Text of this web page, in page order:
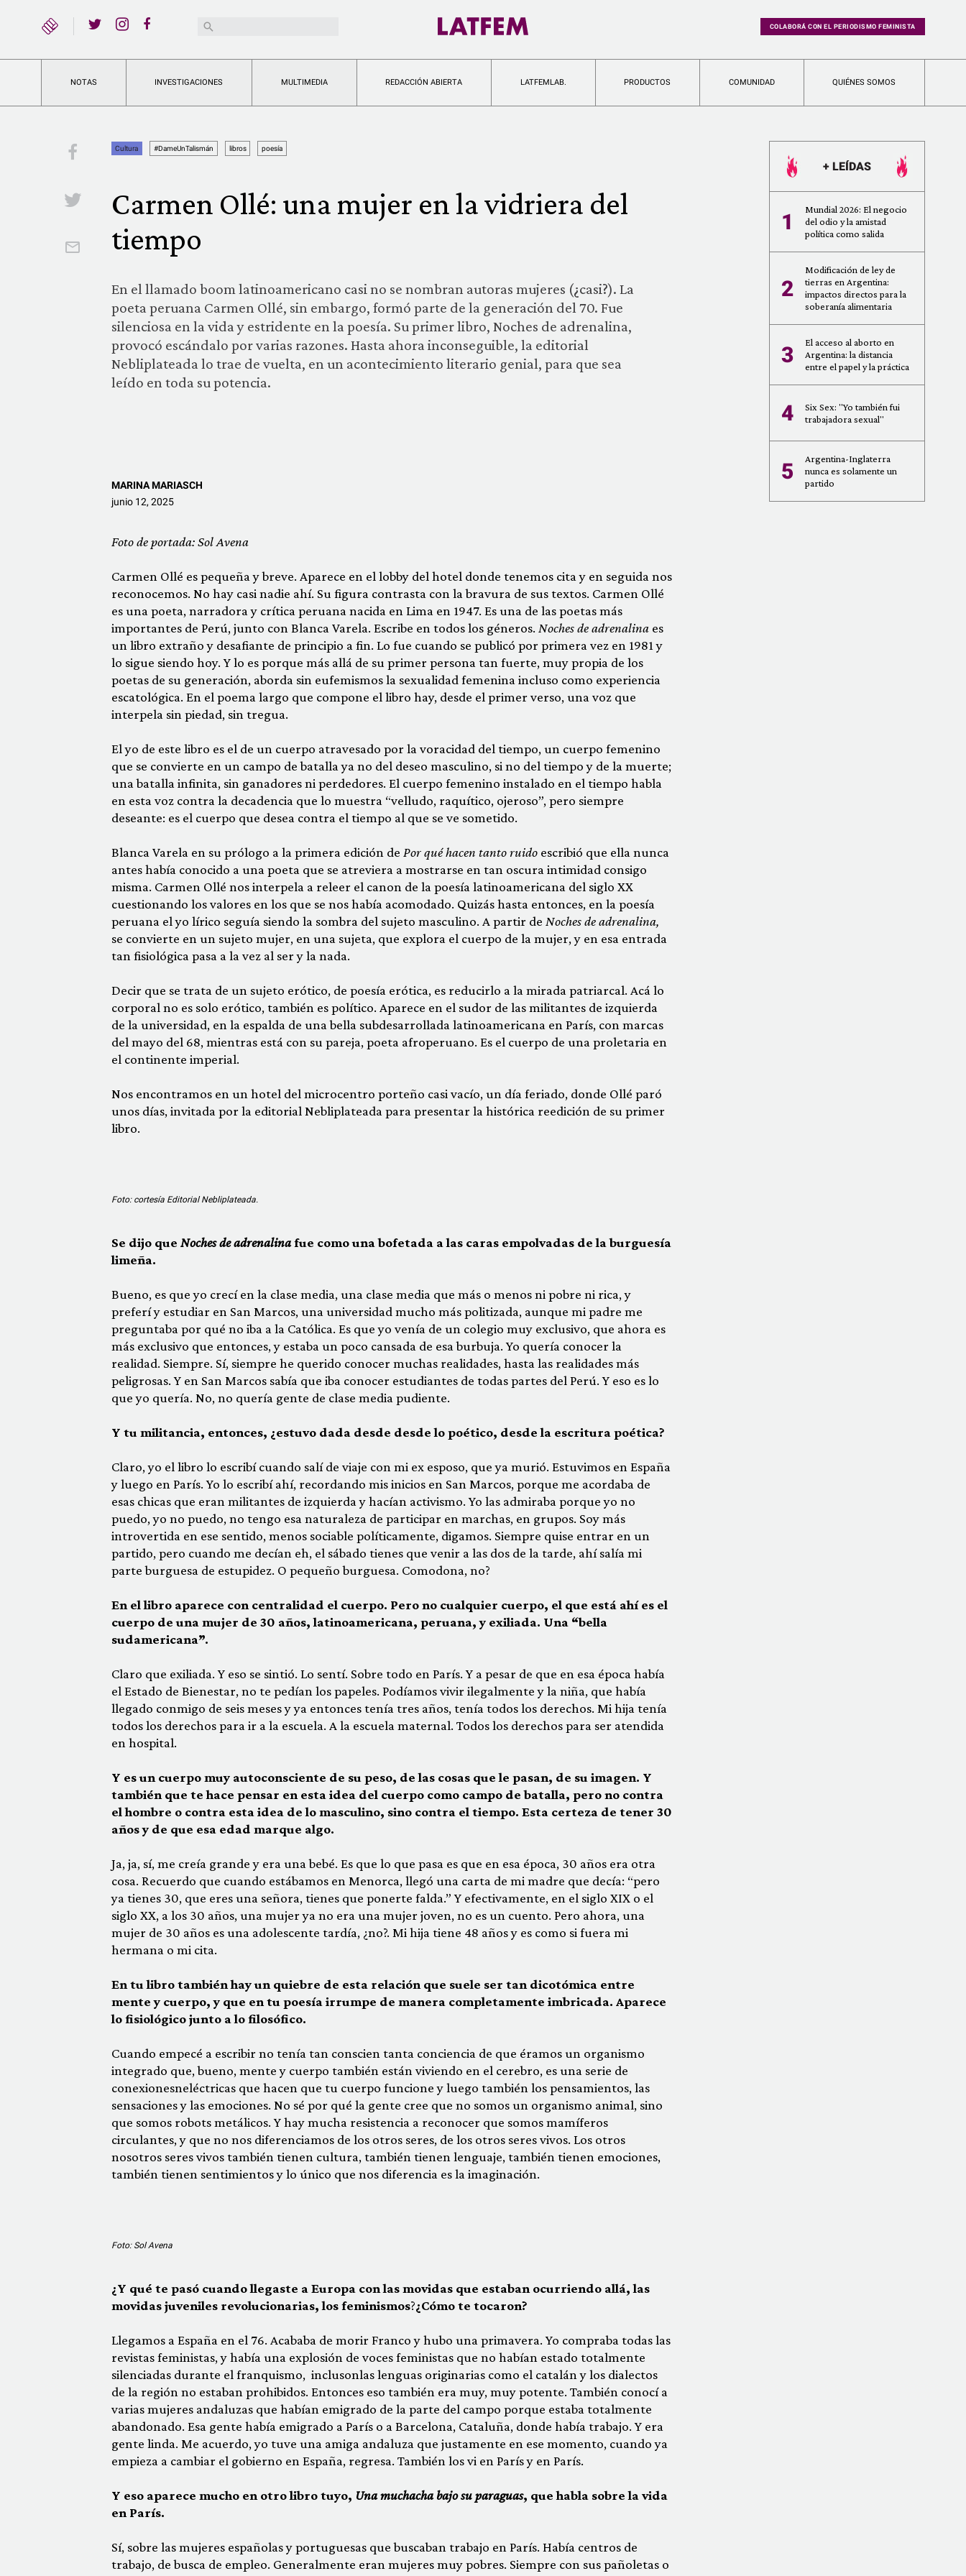
YouTubeBuscar: COLABORÁ CON EL PERIODISMO FEMINISTA
NOTAS INVESTIGACIONES MULTIMEDIA REDACCIÓN ABIERTA LATFEMLAB. PRODUCTOS COMUNIDAD QUIÉNES SOMOS
Facebook
Twitter
Email
Cultura #DameUnTalismán libros poesía
Carmen Ollé: una mujer en la vidriera del
tiempo
En el llamado boom latinoamericano casi no se nombran autoras mujeres (¿casi?). La
poeta peruana Carmen Ollé, sin embargo, formó parte de la generación del 70. Fue
silenciosa en la vida y estridente en la poesía. Su primer libro, Noches de adrenalina,
provocó escándalo por varias razones. Hasta ahora inconseguible, la editorial
Nebliplateada lo trae de vuelta, en un acontecimiento literario genial, para que sea
leído en toda su potencia.
MARINA MARIASCH
junio 12, 2025
Foto de portada: Sol Avena
Carmen Ollé es pequeña y breve. Aparece en el lobby del hotel donde tenemos cita y en seguida nos
reconocemos. No hay casi nadie ahí. Su figura contrasta con la bravura de sus textos. Carmen Ollé
es una poeta, narradora y crítica peruana nacida en Lima en 1947. Es una de las poetas más
importantes de Perú, junto con Blanca Varela. Escribe en todos los géneros. Noches de adrenalinaes
un libro extraño y desafiante de principio a fin. Lo fue cuando se publicó por primera vez en 1981 y
lo sigue siendo hoy. Y lo es porque más allá de su primer persona tan fuerte, muy propia de los
poetas de su generación, aborda sin eufemismos la sexualidad femenina incluso como experiencia
escatológica. En el poema largo que compone el libro hay, desde el primer verso, una voz que
interpela sin piedad, sin tregua.
El yo de este libro es el de un cuerpo atravesado por la voracidad del tiempo, un cuerpo femenino
que se convierte en un campo de batalla ya no del deseo masculino, si no del tiempo y de la muerte;
una batalla infinita, sin ganadores ni perdedores. El cuerpo femenino instalado en el tiempo habla
en esta voz contra la decadencia que lo muestra “velludo, raquítico, ojeroso”, pero siempre
deseante: es el cuerpo que desea contra el tiempo al que se ve sometido.
Blanca Varela en su prólogo a la primera edición de Por qué hacen tanto ruidoescribió que ella nunca
antes había conocido a una poeta que se atreviera a mostrarse en tan oscura intimidad consigo
misma. Carmen Ollé nos interpela a releer el canon de la poesía latinoamericana del siglo XX
cuestionando los valores en los que se nos había acomodado. Quizás hasta entonces, en la poesía
peruana el yo lírico seguía siendo la sombra del sujeto masculino. A partir de Noches de adrenalina,
se convierte en un sujeto mujer, en una sujeta, que explora el cuerpo de la mujer, y en esa entrada
tan fisiológica pasa a la vez al ser y la nada.
Decir que se trata de un sujeto erótico, de poesía erótica, es reducirlo a la mirada patriarcal. Acá lo
corporal no es solo erótico, también es político. Aparece en el sudor de las militantes de izquierda
de la universidad, en la espalda de una bella subdesarrollada latinoamericana en París, con marcas
del mayo del 68, mientras está con su pareja, poeta afroperuano. Es el cuerpo de una proletaria en
el continente imperial.
Nos encontramos en un hotel del microcentro porteño casi vacío, un día feriado, donde Ollé paró
unos días, invitada por la editorial Nebliplateada para presentar la histórica reedición de su primer
libro.
Foto: cortesía Editorial Nebliplateada.
Se dijo que Noches de adrenalinafue como una bofetada a las caras empolvadas de la burguesía
limeña.
Bueno, es que yo crecí en la clase media, una clase media que más o menos ni pobre ni rica, y
preferí y estudiar en San Marcos, una universidad mucho más politizada, aunque mi padre me
preguntaba por qué no iba a la Católica. Es que yo venía de un colegio muy exclusivo, que ahora es
más exclusivo que entonces, y estaba un poco cansada de esa burbuja. Yo quería conocer la
realidad. Siempre. Sí, siempre he querido conocer muchas realidades, hasta las realidades más
peligrosas. Y en San Marcos sabía que iba conocer estudiantes de todas partes del Perú. Y eso es lo
que yo quería. No, no quería gente de clase media pudiente.
Y tu militancia, entonces, ¿estuvo dada desde desde lo poético, desde la escritura poética?
Claro, yo el libro lo escribí cuando salí de viaje con mi ex esposo, que ya murió. Estuvimos en España
y luego en París. Yo lo escribí ahí, recordando mis inicios en San Marcos, porque me acordaba de
esas chicas que eran militantes de izquierda y hacían activismo. Yo las admiraba porque yo no
puedo, yo no puedo, no tengo esa naturaleza de participar en marchas, en grupos. Soy más
introvertida en ese sentido, menos sociable políticamente, digamos. Siempre quise entrar en un
partido, pero cuando me decían eh, el sábado tienes que venir a las dos de la tarde, ahí salía mi
parte burguesa de estupidez. O pequeño burguesa. Comodona, no?
En el libro aparece con centralidad el cuerpo. Pero no cualquier cuerpo, el que está ahí es el
cuerpo de una mujer de 30 años, latinoamericana, peruana, y exiliada. Una “bella
sudamericana”.
Claro que exiliada. Y eso se sintió. Lo sentí. Sobre todo en París. Y a pesar de que en esa época había
el Estado de Bienestar, no te pedían los papeles. Podíamos vivir ilegalmente y la niña, que había
llegado conmigo de seis meses y ya entonces tenía tres años, tenía todos los derechos. Mi hija tenía
todos los derechos para ir a la escuela. A la escuela maternal. Todos los derechos para ser atendida
en hospital.
Y es un cuerpo muy autoconsciente de su peso, de las cosas que le pasan, de su imagen. Y
también que te hace pensar en esta idea del cuerpo como campo de batalla, pero no contra
el hombre o contra esta idea de lo masculino, sino contra el tiempo. Esta certeza de tener 30
años y de que esa edad marque algo.
Ja, ja, sí, me creía grande y era una bebé. Es que lo que pasa es que en esa época, 30 años era otra
cosa. Recuerdo que cuando estábamos en Menorca, llegó una carta de mi madre que decía: “pero
ya tienes 30, que eres una señora, tienes que ponerte falda.” Y efectivamente, en el siglo XIX o el
siglo XX, a los 30 años, una mujer ya no era una mujer joven, no es un cuento. Pero ahora, una
mujer de 30 años es una adolescente tardía, ¿no?. Mi hija tiene 48 años y es como si fuera mi
hermana o mi cita.
En tu libro también hay un quiebre de esta relación que suele ser tan dicotómica entre
mente y cuerpo, y que en tu poesía irrumpe de manera completamente imbricada. Aparece
lo fisiológico junto a lo filosófico.
Cuando empecé a escribir no tenía tan conscien tanta conciencia de que éramos un organismo
integrado que, bueno, mente y cuerpo también están viviendo en el cerebro, es una serie de
conexionesneléctricas que hacen que tu cuerpo funcione y luego también los pensamientos, las
sensaciones y las emociones. No sé por qué la gente cree que no somos un organismo animal, sino
que somos robots metálicos. Y hay mucha resistencia a reconocer que somos mamíferos
circulantes, y que no nos diferenciamos de los otros seres, de los otros seres vivos. Los otros
nosotros seres vivos también tienen cultura, también tienen lenguaje, también tienen emociones,
también tienen sentimientos y lo único que nos diferencia es la imaginación.
Foto: Sol Avena
¿Y qué te pasó cuando llegaste a Europa con las movidas que estaban ocurriendo allá, las
movidas juveniles revolucionarias, los feminismos?¿Cómo te tocaron?
Llegamos a España en el 76. Acababa de morir Franco y hubo una primavera. Yo compraba todas las
revistas feministas, y había una explosión de voces feministas que no habían estado totalmente
silenciadas durante el franquismo, inclusonlas lenguas originarias como el catalán y los dialectos
de la región no estaban prohibidos. Entonces eso también era muy, muy potente. También conocí a
varias mujeres andaluzas que habían emigrado de la parte del campo porque estaba totalmente
abandonado. Esa gente había emigrado a París o a Barcelona, Cataluña, donde había trabajo. Y era
gente linda. Me acuerdo, yo tuve una amiga andaluza que justamente en ese momento, cuando ya
empieza a cambiar el gobierno en España, regresa. También los vi en París y en París.
Y eso aparece mucho en otro libro tuyo, Una muchacha bajo su paraguas, que habla sobre la vida
en París.
Sí, sobre las mujeres españolas y portuguesas que buscaban trabajo en París. Había centros de
trabajo, de busca de empleo. Generalmente eran mujeres muy pobres. Siempre con sus pañoletas o
+ LEÍDAS
1
Mundial 2026: El negocio
del odio y la amistad
política como salida
2
Modificación de ley de
tierras en Argentina:
impactos directos para la
soberanía alimentaria
3
El acceso al aborto en
Argentina: la distancia
entre el papel y la práctica
4
Six Sex: "Yo también fui
trabajadora sexual"
5
Argentina-Inglaterra
nunca es solamente un
partido